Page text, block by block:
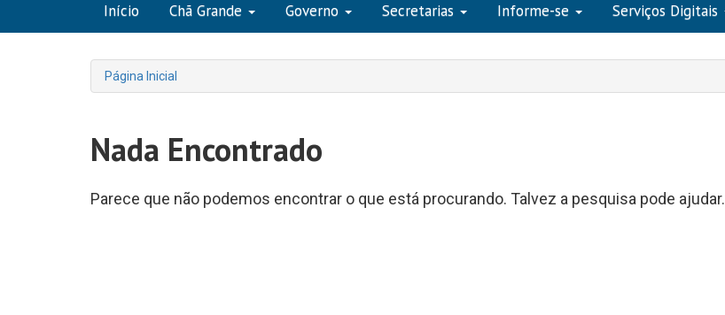
Início Chã Grande Governo Secretarias Informe-se Serviços Digitais
Página Inicial
Nada Encontrado
Parece que não podemos encontrar o que está procurando. Talvez a pesquisa pode ajudar.